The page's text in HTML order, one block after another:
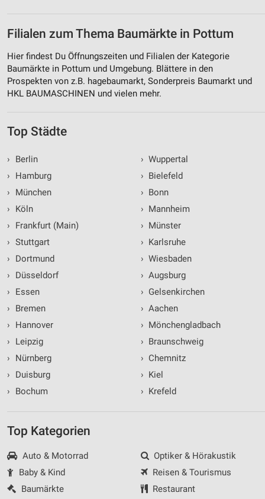
Filialen zum Thema Baumärkte in Pottum
Hier findest Du Öffnungszeiten und Filialen der Kategorie
Baumärkte in Pottum und Umgebung. Blättere in den
Prospekten von z.B. hagebaumarkt, Sonderpreis Baumarkt und
HKL BAUMASCHINEN und vielen mehr.
Top Städte
›
Berlin
›
Hamburg
›
München
›
Köln
›
Frankfurt (Main)
› Stuttgart
›
Dortmund
›
Düsseldorf
›
Essen
›
Bremen
›
Hannover
›
Leipzig
›
Nürnberg
›
Duisburg
›
Bochum
› Wuppertal
› Bielefeld
› Bonn
› Mannheim
› Münster
› Karlsruhe
› Wiesbaden
› Augsburg
› Gelsenkirchen
› Aachen
› Mönchengladbach
› Braunschweig
› Chemnitz
› Kiel
› Krefeld
Top Kategorien
Auto & Motorrad
Baby & Kind
Baumärkte
Optiker & Hörakustik
Reisen & Tourismus
Restaurant